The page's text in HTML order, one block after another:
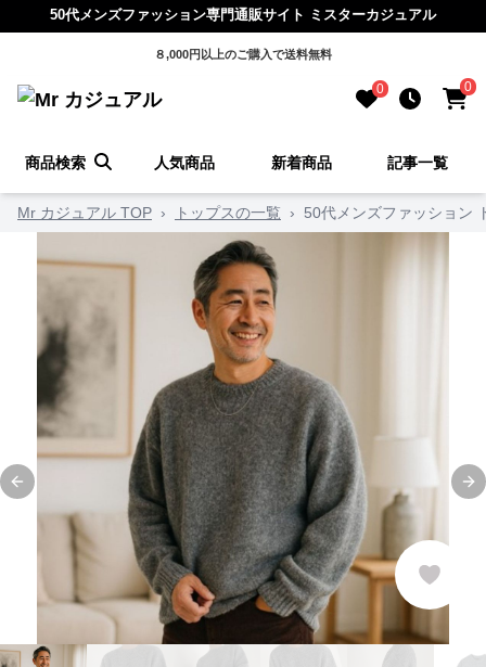
50代メンズファッション専門通販サイト ミスターカジュアル
８,000円以上のご購入で送料無料
0 0
商品検索 人気商品 新着商品 記事一覧
Mr カジュアル TOP › トップスの一覧 › 50代メンズファッション
Previous slide